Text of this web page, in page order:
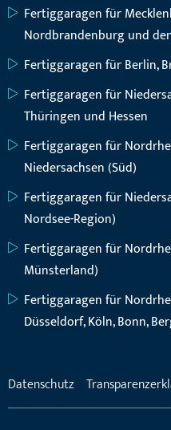
Fertiggaragen für
Nordbrandenburg und
Fertiggaragen für Berlin,
Fertiggaragen für
Thüringen und Hessen
Fertiggaragen für
Niedersachsen (Süd)
Fertiggaragen für
Nordsee-Region)
Fertiggaragen für
Münsterland)
Fertiggaragen für
Düsseldorf, Köln, Bonn,
Datenschutz